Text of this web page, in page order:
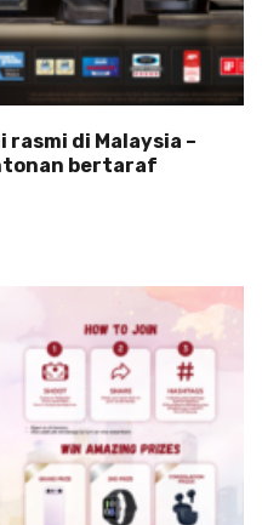
rasmi di Malaysia –
bertaraf